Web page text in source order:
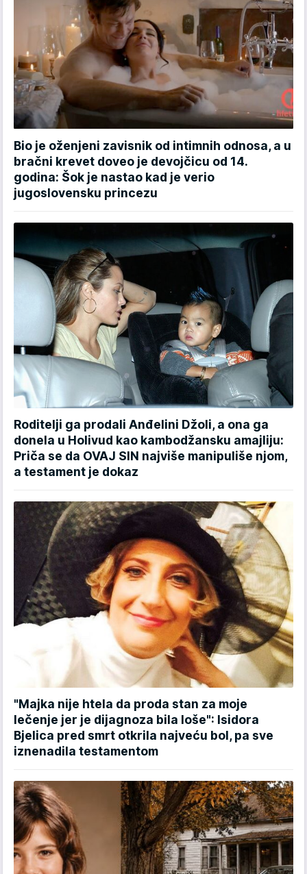
Bio je oženjeni zavisnik od intimnih odnosa, a u
bračni krevet doveo je devojčicu od 14.
godina: Šok je nastao kad je verio
jugoslovensku princezu
Roditelji ga prodali Anđelini Džoli, a ona ga
donela u Holivud kao kambodžansku amajliju:
Priča se da OVAJ SIN najviše manipuliše njom,
a testament je dokaz
"Majka nije htela da proda stan za moje
lečenje jer je dijagnoza bila loše": Isidora
Bjelica pred smrt otkrila najveću bol, pa sve
iznenadila testamentom